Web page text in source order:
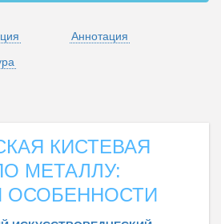
Аннотация
КИСТЕВАЯ
МЕТАЛЛУ:
ОСОБЕННОСТИ